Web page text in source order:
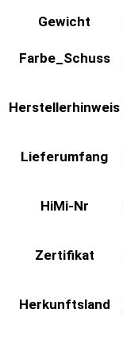
Gewicht
Farbe_Schuss
Herstellerhinweis
Lieferumfang
HiMi-Nr
Zertifikat
Herkunftsland